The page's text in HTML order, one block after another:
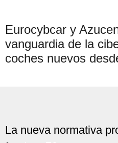
Eurocybcar y
vanguardia de la
coches nuevos
La nueva normativa